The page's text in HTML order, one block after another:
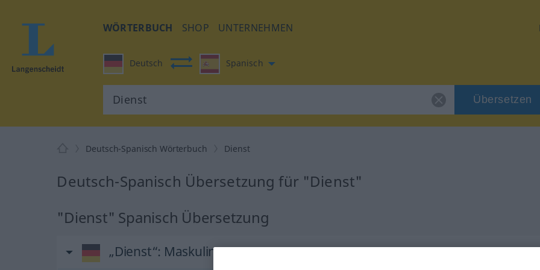
WÖRTERBUCH SHOP UNTERNEHMEN
Deutsch Spanisch
Übersetzen
Deutsch-Spanisch Wörterbuch Dienst
Deutsch-Spanisch Übersetzung für "Dienst"
"Dienst" Spanisch Übersetzung
„Dienst“: Maskulinum